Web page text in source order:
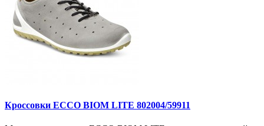
Кроссовки ECCO BIOM LITE 802004/59911